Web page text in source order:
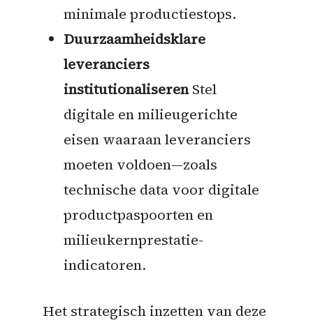
minimale productiestops.
Duurzaamheidsklare
leveranciers
institutionaliserenStel
digitale en milieugerichte
eisen waaraan leveranciers
moeten voldoen—zoals
technische data voor digitale
productpaspoorten en
milieukernprestatie-
indicatoren.
Het strategisch inzetten van deze